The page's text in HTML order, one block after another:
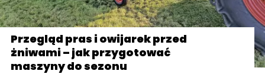
Przegląd pras i owijarek przed
żniwami – jak przygotować
maszyny do sezonu